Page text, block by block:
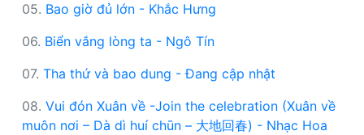
05. Bao giờ đủ lớn - Khắc Hưng
06. Biển vắng lòng ta - Ngô Tín
07. Tha thứ và bao dung - Đang cập nhật
08. Vui đón Xuân về -Join the celebration (Xuân về
muôn nơi – Dà dì huí chūn – 大地回春) - Nhạc Hoa